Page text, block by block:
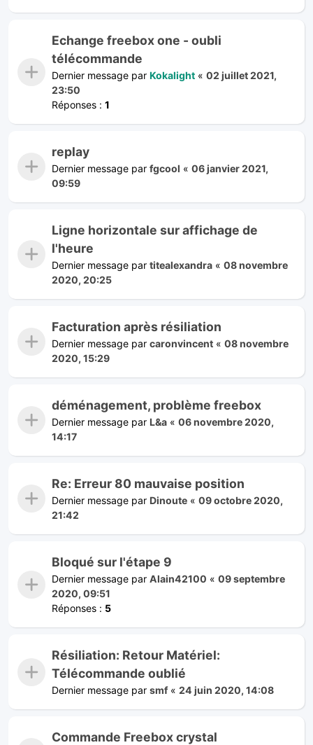
Echange freebox one - oubli
télécommande
Dernier message par Kokalight « 02 juillet 2021,
23:50
Réponses : 1
replay
Dernier message par fgcool « 06 janvier 2021,
09:59
Ligne horizontale sur affichage de
l'heure
Dernier message par titealexandra « 08 novembre
2020, 20:25
Facturation après résiliation
Dernier message par caronvincent « 08 novembre
2020, 15:29
déménagement, problème freebox
Dernier message par L&a « 06 novembre 2020,
14:17
Re: Erreur 80 mauvaise position
Dernier message par Dinoute « 09 octobre 2020,
21:42
Bloqué sur l'étape 9
Dernier message par Alain42100 « 09 septembre
2020, 09:51
Réponses : 5
Résiliation: Retour Matériel:
Télécommande oublié
Dernier message par smf« 24 juin 2020, 14:08
Commande Freebox crystal